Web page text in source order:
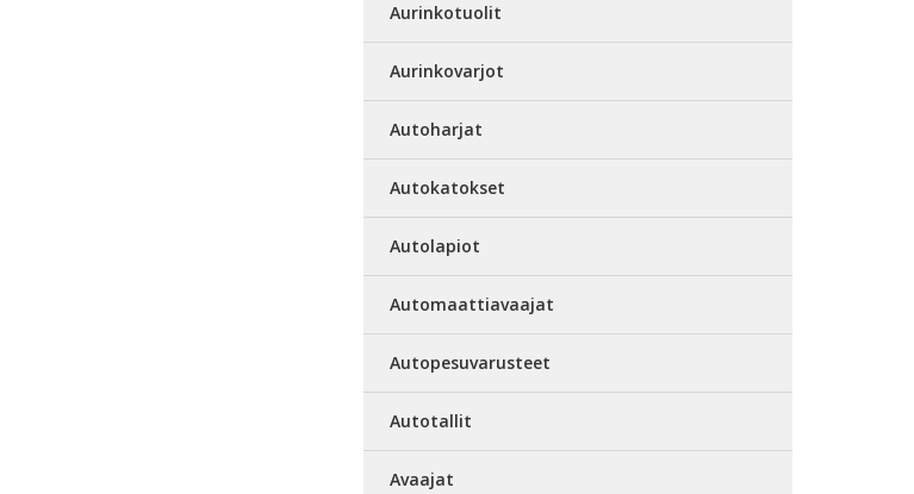
Aurinkotuolit
Aurinkovarjot
Autoharjat
Autokatokset
Autolapiot
Automaattiavaajat
Autopesuvarusteet
Autotallit
Avaajat